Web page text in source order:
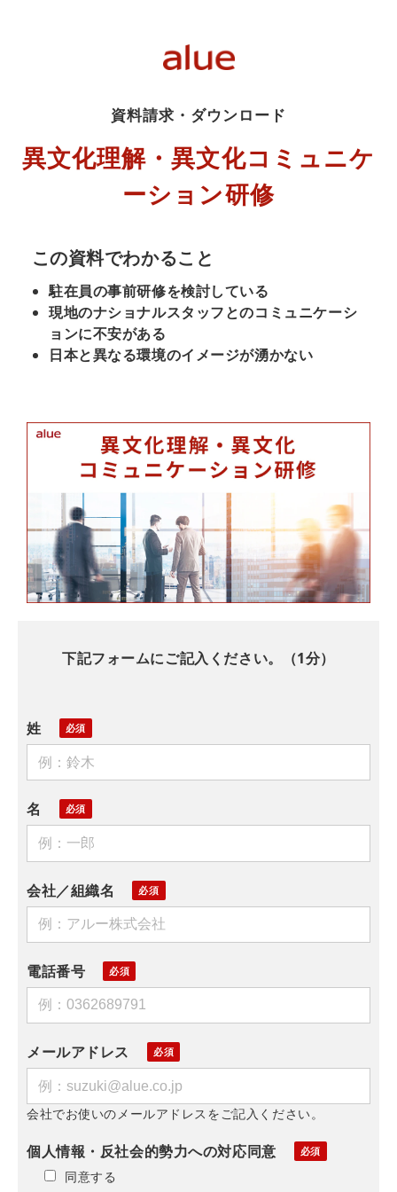
資料請求・ダウンロード
異文化理解・異文化コミュニケ
ーション研修
この資料でわかること
駐在員の事前研修を検討している
現地のナショナルスタッフとのコミュニケーシ
ョンに不安がある
日本と異なる環境のイメージが湧かない
下記フォームにご記入ください。（1分）
姓
名
会社／組織名
電話番号
メールアドレス
会社でお使いのメールアドレスをご記入ください。
個人情報・反社会的勢力への対応同意
同意する